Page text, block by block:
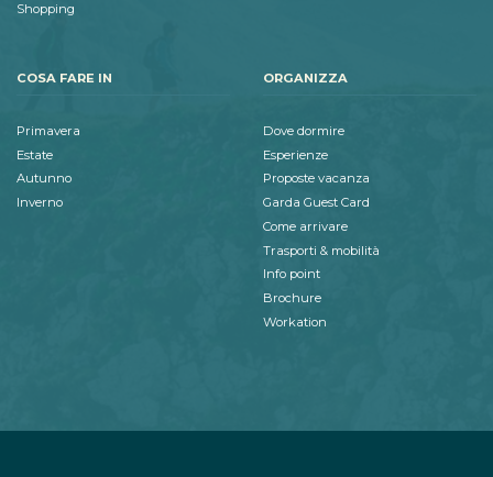
Shopping
COSA FARE IN
Primavera
Estate
Autunno
Inverno
ORGANIZZA
Dove dormire
Esperienze
Proposte vacanza
Garda Guest Card
Come arrivare
Trasporti & mobilità
Info point
Brochure
Workation